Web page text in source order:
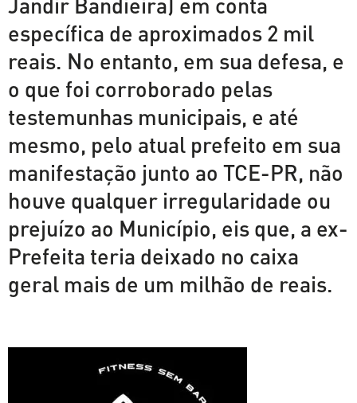
específica de aproximados 2 mil
reais. No entanto, em sua defesa, e
o que foi corroborado pelas
testemunhas municipais, e até
mesmo, pelo atual prefeito em sua
manifestação junto ao TCE-PR, não
houve qualquer irregularidade ou
prejuízo ao Município, eis que, a ex-
Prefeita teria deixado no caixa
geral mais de um milhão de reais.